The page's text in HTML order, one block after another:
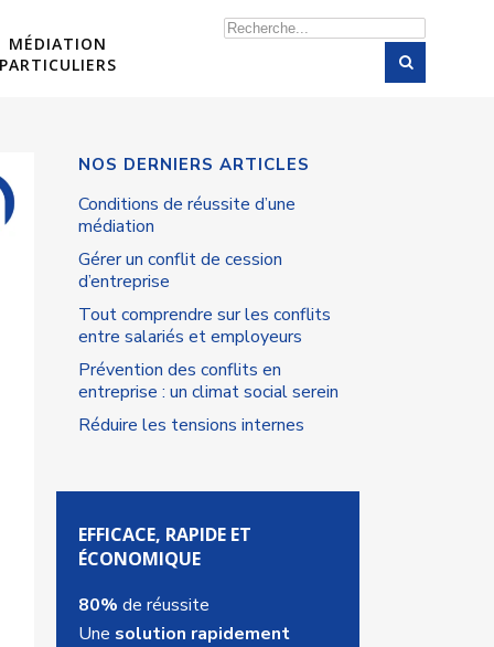
Rechercher
MÉDIATION
NOS DERNIERS ARTICLES
Conditions de réussite d’une
médiation
Gérer un conflit de cession
d’entreprise
Tout comprendre sur les conflits
entre salariés et employeurs
Prévention des conflits en
entreprise : un climat social serein
Réduire les tensions internes
EFFICACE, RAPIDE ET
ÉCONOMIQUE
80% de réussite
Une solution rapidement